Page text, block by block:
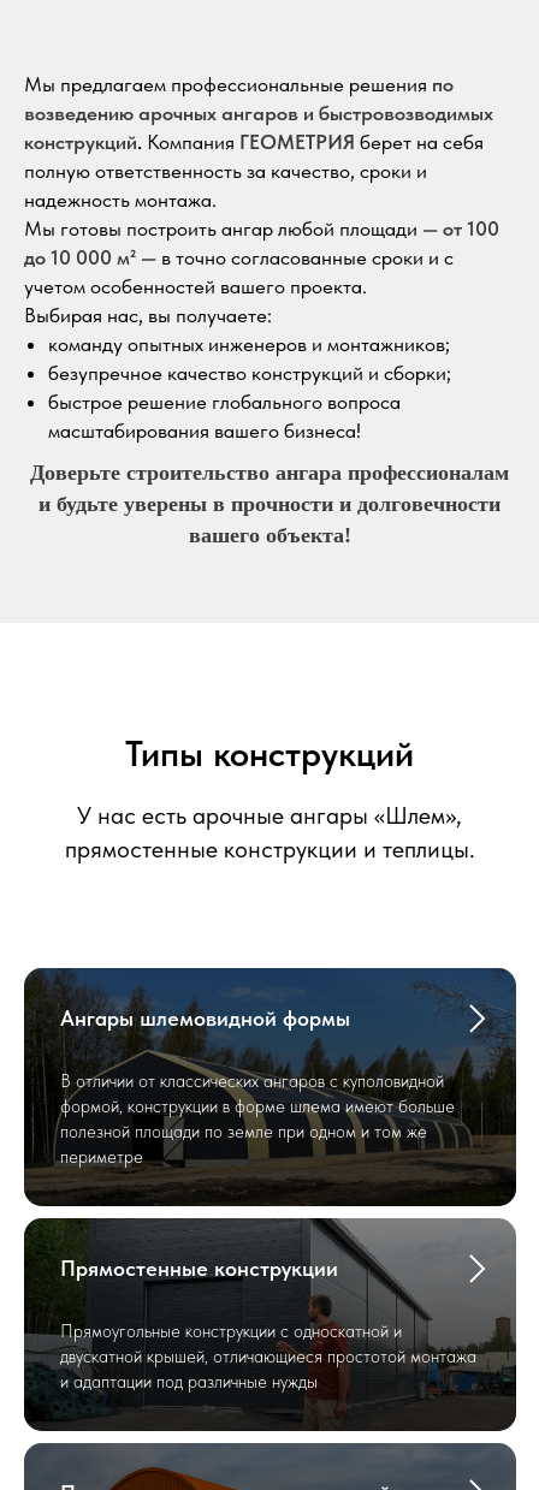
Мы предлагаем профессиональные решения по
возведению арочных ангаров и быстровозводимых
конструкций. Компания ГЕОМЕТРИЯ берет на себя
полную ответственность за качество, сроки и
надежность монтажа.
Мы готовы построить ангар любой площади — от 100
до 10 000 м² — в точно согласованные сроки и с
учетом особенностей вашего проекта.
Выбирая нас, вы получаете:
команду опытных инженеров и монтажников;
безупречное качество конструкций и сборки;
быстрое решение глобального вопроса
масштабирования вашего бизнеса!
Доверьте строительство ангара профессионалам
и будьте уверены в прочности и долговечности
вашего объекта!
Типы конструкций
У нас есть арочные ангары «Шлем»,
прямостенные конструкции и теплицы.
Ангары шлемовидной формы
В отличии от классических ангаров с куполовидной
формой, конструкции в форме шлема имеют больше
полезной площади по земле при одном и том же
периметре
Прямостенные конструкции
Прямоугольные конструкции с односкатной и
двускатной крышей, отличающиеся простотой монтажа
и адаптации под различные нужды